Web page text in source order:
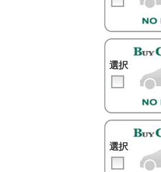
選択
選択